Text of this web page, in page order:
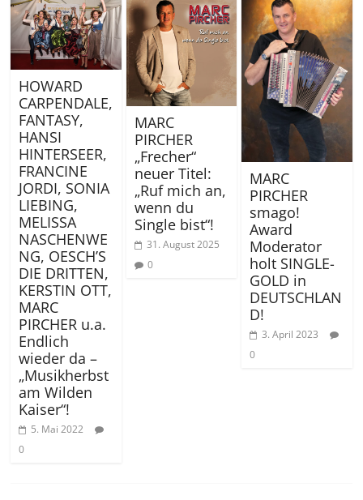
HOWARD
CARPENDALE,
FANTASY,
HANSI
HINTERSEER,
FRANCINE
JORDI, SONIA
LIEBING,
MELISSA
NASCHENWE
NG, OESCH’S
DIE DRITTEN,
KERSTIN OTT,
MARC
PIRCHER u.a.
Endlich
wieder da –
„Musikherbst
am Wilden
Kaiser“!
5. Mai 2022
0
MARC
PIRCHER
„Frecher“
neuer Titel:
„Ruf mich an,
wenn du
Single bist“!
31. August 2025
0
MARC
PIRCHER
smago!
Award
Moderator
holt SINGLE-
GOLD in
DEUTSCHLAN
D!
3. April 2023
0